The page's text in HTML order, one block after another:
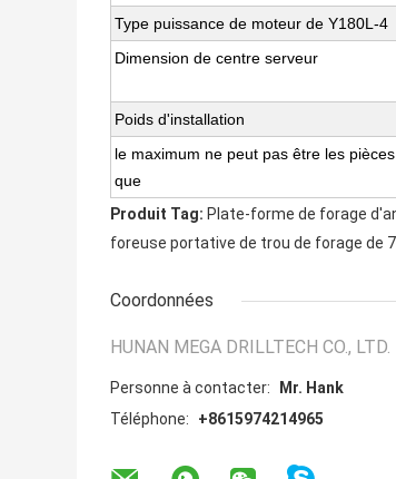
Type puissance de moteur de Y180L-4
Dimension de centre serveur
Poids d'installation
le maximum ne peut pas être les
que
Produit Tag: Plate-forme de forage
foreuse portative de trou de forage de
Coordonnées
HUNAN MEGA DRILLTECH CO., LTD.
Personne à contacter:
Mr. Hank
Téléphone:
+8615974214965